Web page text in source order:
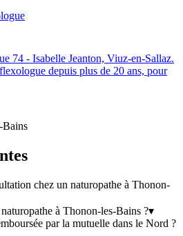
74 - Isabelle Jeanton, Viuz-en-Sallaz.
depuis plus de 20 ans, pour
Bains
chez un naturopathe à Thonon-
à Thonon-les-Bains ?▾
par la mutuelle dans le Nord ?